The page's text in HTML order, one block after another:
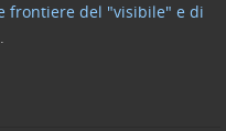
frontiere del "visibile" e di
.